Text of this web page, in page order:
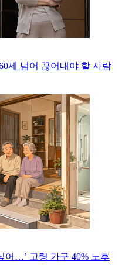
세 넘어 끊어내야 할 사람
어…’ 고령 가구 40% 노후